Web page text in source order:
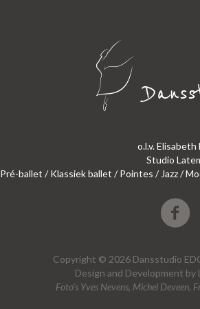
o.l.v.
Studio
Pré-ballet / Klassiek ballet / Pointes / Jazz /
Copyright © 2026 Dansstudio
Design and Development by
Foto’s Yves Nevens, Michel Deveen,